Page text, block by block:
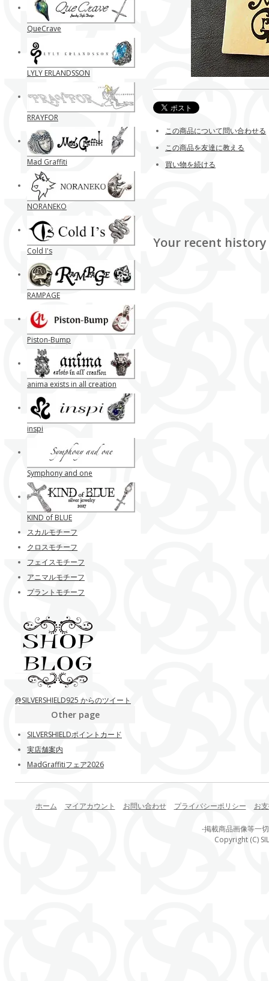
この商品について問い合わせる
この商品を友達に教える
買い物を続ける
Your recent history
QueCrave
LYLY ERLANDSSON
RRAYFOR
Mad Graffiti
NORANEKO
Cold I's
RAMPAGE
Piston-Bump
anima exists in all creation
inspi
Symphony and one
KIND of BLUE
スカルモチーフ
クロスモチーフ
フェイスモチーフ
アニマルモチーフ
プラントモチーフ
@SILVERSHIELD925 からのツイート
Other page
SILVERSHIELDポイントカード
実店舗案内
MadGraffitiフェア2026
ホーム マイアカウント お問い合わせ プライバシーポリシー お
-掲載商品画像等一
Copyright (C)